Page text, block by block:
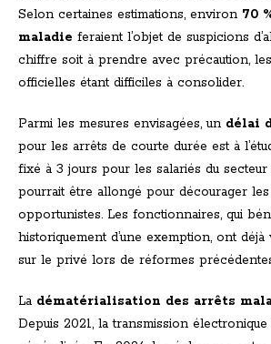
Selon certaines estimations, environ 70
maladie feraient l’objet de suspicions
chiffre soit à prendre avec précaution,
officielles étant difficiles à consolider.
Parmi les mesures envisagées, un délai
pour les arrêts de courte durée est à
fixé à 3 jours pour les salariés du
pourrait être allongé pour décourager
opportunistes. Les fonctionnaires, qui
historiquement d’une exemption, ont
sur le privé lors de réformes
La dématérialisation des arrêts
Depuis 2021, la transmission